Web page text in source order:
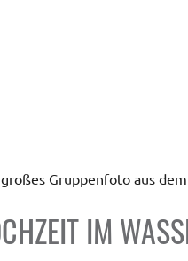
großes Gruppenfoto aus
IM